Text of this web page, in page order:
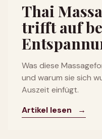
Thai
trifft auf
Was diese
und warum sie sich
Auszeit einfügt.
Artikel lesen
→